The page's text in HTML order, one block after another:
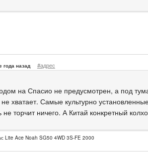
года назад #адрес
на Спасио не предусмотрен, а под
не хватает. Самые культурно
торчит ничего. А Китай конкретный
Lite Ace Noah SG50 4WD 3S-FE 2000